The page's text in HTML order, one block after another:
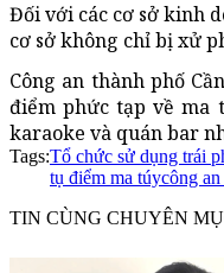
Đối với các cơ sở kinh
cơ sở không chỉ bị xử
Công an thành phố
điểm phức tạp về ma
karaoke và quán bar
Tags:Tổ chức sử dụng trái
tụ điểm ma túycông
TIN CÙNG CHUYÊN